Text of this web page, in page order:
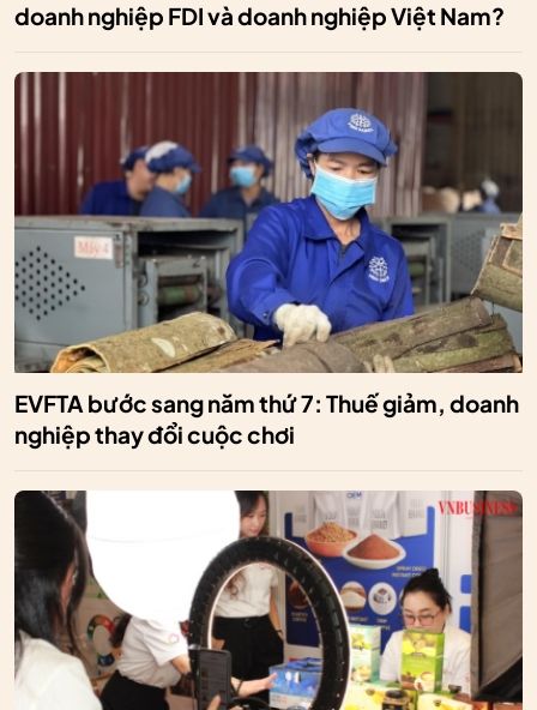
doanh nghiệp FDI và doanh nghiệp Việt Nam?
EVFTA bước sang năm thứ 7: Thuế giảm, doanh
nghiệp thay đổi cuộc chơi